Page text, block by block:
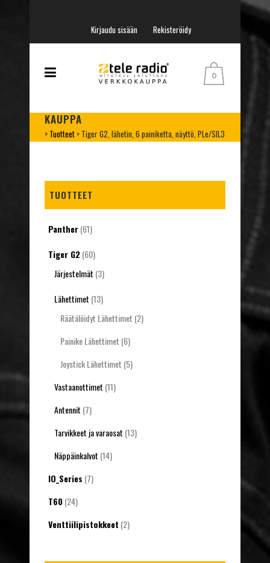
Kirjaudu sisään Rekisteröidy
0
KAUPPA
> Tuotteet > Tiger G2, lähetin, 6 painiketta, näyttö, PLe/SIL3
TUOTTEET
Panther(61)
Tiger G2(60)
Järjestelmät (3)
Lähettimet (13)
Räätälöidyt Lähettimet (2)
Painike Lähettimet (6)
Joystick Lähettimet (5)
Vastaanottimet (11)
Antennit (7)
Tarvikkeet ja varaosat (13)
Näppäinkalvot (14)
IO_Series (7)
T60 (24)
Venttiilipistokkeet (2)